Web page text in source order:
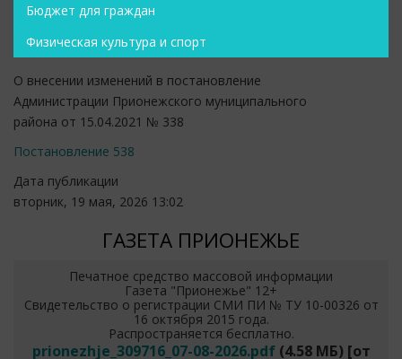
Бюджет для граждан
Физическая культура и спорт
О внесении изменений в постановление
Администрации Прионежского муниципального
района от 15.04.2021 № 338
Постановление 538
Дата публикации
вторник, 19 мая, 2026 13:02
ГАЗЕТА ПРИОНЕЖЬЕ
Печатное средство массовой информации
Газета "Прионежье" 12+
Свидетельство о регистрации СМИ ПИ № ТУ 10-00326 от
16 октября 2015 года.
Распространяется бесплатно.
prionezhje_309716_07-08-2026.pdf (4.58 МБ)[от